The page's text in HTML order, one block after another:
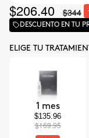
$206.40 $344
DESCUENTO EN TU
ELIGE TU
1 mes
$135.96
$169.95